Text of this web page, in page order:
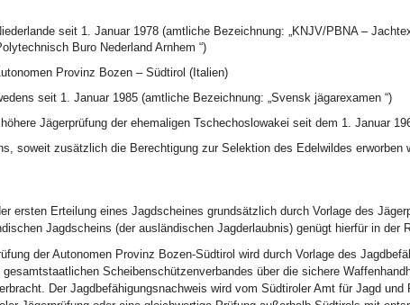
seit 1. Januar 1978 (amtliche Bezeichnung: „KNJV/PBNA –
Buro Nederland Arnhem “)
Provinz Bozen – Südtirol (Italien)
seit 1. Januar 1985 (amtliche Bezeichnung: „Svensk jägarexamen “)
Jägerprüfung der ehemaligen Tschechoslowakei seit dem 1. Januar
soweit zusätzlich die Berechtigung zur Selektion des Edelwildes erworben
ersten Erteilung eines Jagdscheines grundsätzlich durch Vorlage des
Jagdscheins (der ausländischen Jagderlaubnis) genügt hierfür in der
der Autonomen Provinz Bozen-Südtirol wird durch Vorlage des
Scheibenschützenverbandes über die sichere
Der Jagdbefähigungsnachweis wird vom Südtiroler Amt für Jagd und